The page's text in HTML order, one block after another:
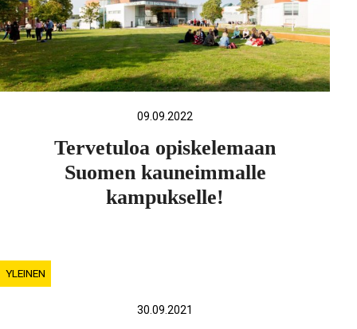
09.09.2022
Tervetuloa opiskelemaan
Suomen kauneimmalle
kampukselle!
YLEINEN
30.09.2021